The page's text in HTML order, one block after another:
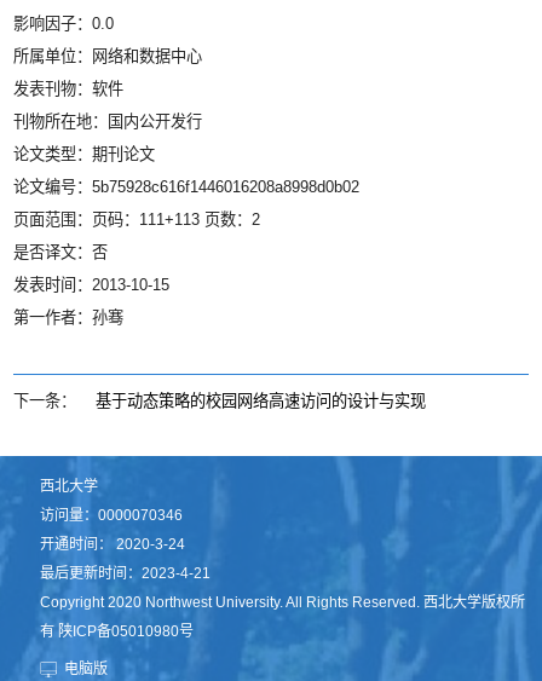
影响因子：0.0
所属单位：网络和数据中心
发表刊物：软件
刊物所在地：国内公开发行
论文类型：期刊论文
论文编号：5b75928c616f1446016208a8998d0b02
页面范围：页码：111+113 页数：2
是否译文：否
发表时间：2013-10-15
第一作者：孙骞
下一条： 基于动态策略的校园网络高速访问的设计与实现
西北大学
访问量：0000070346
开通时间：2020-3-24
最后更新时间：2023-4-21
Copyright 2020 Northwest University. All Rights Reserved. 西北大学版权所
有 陕ICP备05010980号
电脑版